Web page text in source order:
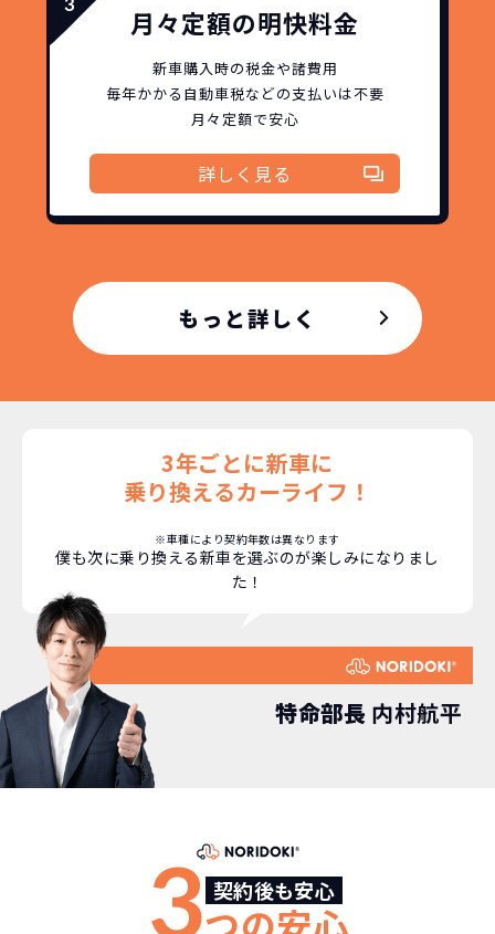
月々定額の明快料金
新車購入時の税金や諸費用
毎年かかる自動車税などの支払いは不要
月々定額で安心
詳しく見る
NORIDOKIは高残価設定を実現！
頭金不要で超低価格！憧れのクルマが手軽に乗れ
ます！
高残価設定を実現！
低価格が可能に！
NORIDOKIなら短期リースでも安いんです！
に新車なので故障の心配がありませんし、急なラ
イフスタイルの変化にも対応が可能です。
故障リスクが
に少なくなります。例え故障してもメーカ
ー保証があるから安心です。
NORIDOKIなら頭金・ボーナス払い・諸経費・税
金など一切不要！月々「定額料金」をお支払い
いただくだけでご利用いただけます。
諸費用などが不要
車を購入する場合、購入時に｢登録時諸費
用｣や「各種税金」は車両本体以外にかか
もっと詳しく
3年ごとに新車に
乗り換えるカーライフ！
※車種により契約年数は異なります
僕も次に乗り換える新車を選ぶのが楽しみになりまし
た！
特命部長 内村航平
契約後も安心
3つの安心